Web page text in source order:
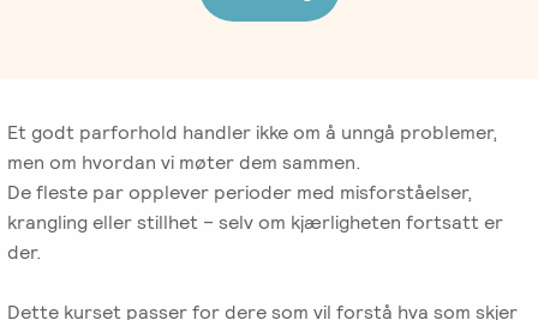
kurs
Arbeidsrettet
Spesialistutdanning
Ledelse
IPR
Innsikt
terapi
(EFT)
NIEFT
Om
Norsk
Emosjonsfokusert
Et godt parforhold handler ikke om å unngå problemer,
men om hvordan vi møter dem sammen.
De fleste par opplever perioder med misforståelser,
krangling eller stillhet – selv om kjærligheten fortsatt er
der.
Dette kurset passer for dere som vil forstå hva som skjer